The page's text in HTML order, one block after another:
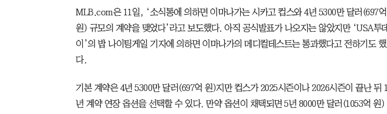
MLB.com은 11일, ‘소식통에 의하면 이마나가는 시카고 컵스와 4년 5300만 달러(697억
원) 규모의 계약을 맺었다’라고 보도했다. 아직 공식발표가 나오지는 않았지만 ‘USA투데
이’의 밥 나이팅게일 기자에 의하면 이마나가의 메디컬테스트는 통과했다고 전하기도 했
다.
기본 계약은 4년 5300만 달러(697억 원)지만 컵스가 2025시즌이나 2026시즌이 끝난 뒤 1
년 계약 연장 옵션을 선택할 수 있다. 만약 옵션이 채택되면 5년 8000만 달러(1053억 원)